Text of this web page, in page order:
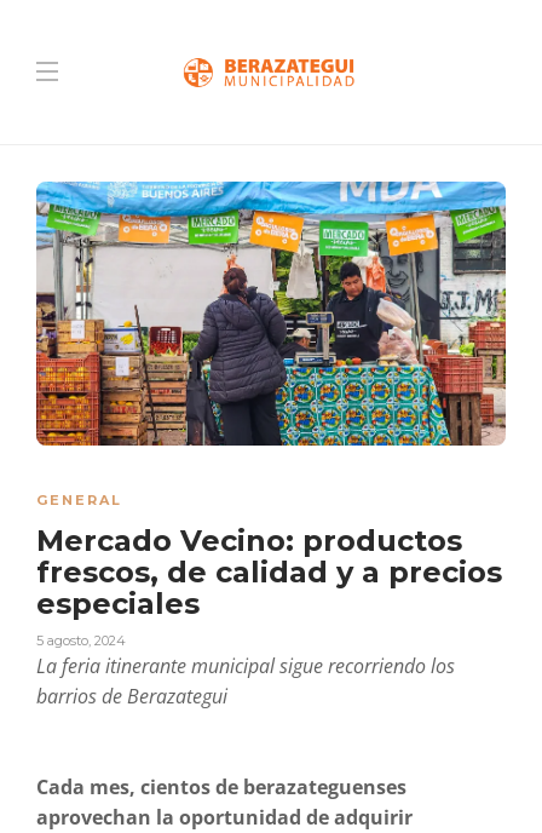
GENERAL
Mercado Vecino: productos
frescos, de calidad y a precios
especiales
5 agosto, 2024
La feria itinerante municipal sigue recorriendo los
barrios de Berazategui
Cada mes, cientos de berazateguenses
aprovechan la oportunidad de adquirir